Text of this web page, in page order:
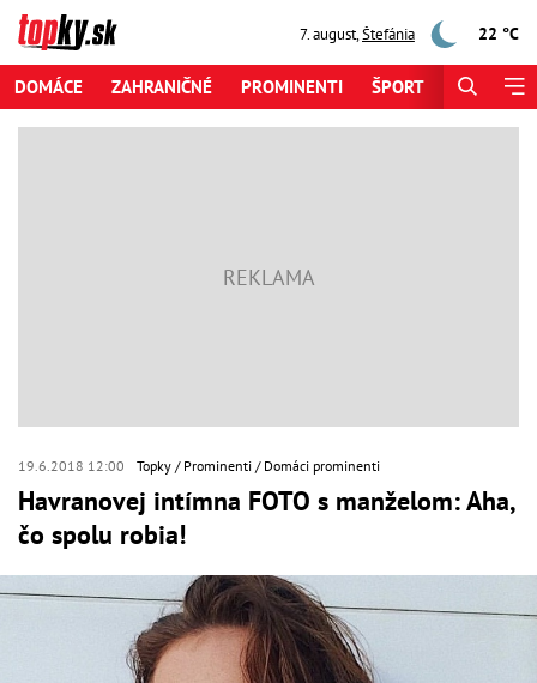
7. august,Štefánia 22 °C
DOMÁCE ZAHRANIČNÉ PROMINENTI ŠPORT
19.6.2018 12:00 Topky Prominenti Domáci prominenti
Havranovej intímna FOTO s manželom: Aha,
čo spolu robia!